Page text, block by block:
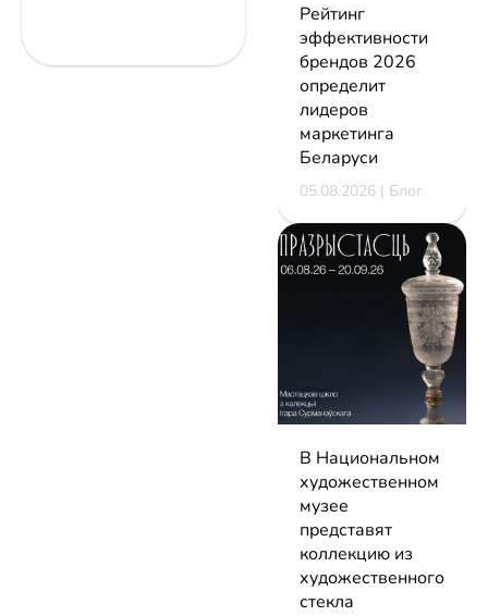
Рейтинг
эффективности
брендов 2026
определит
лидеров
маркетинга
Беларуси
05.08.2026 | Блог
В Национальном
художественном
музее
представят
коллекцию из
художественного
стекла